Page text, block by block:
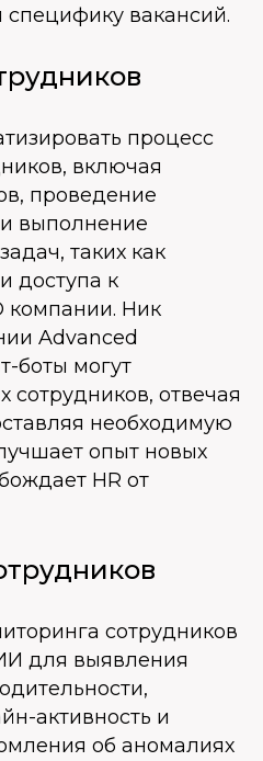
вакансий.
процесс
включая
проведение
выполнение
таких как
доступа к
Ник
Advanced
боты могут
сотрудников, отвечая
необходимую
опыт новых
HR от
сотрудников
для выявления
активность и
об аномалиях